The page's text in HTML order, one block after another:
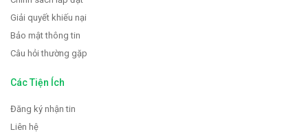
Giải quyết khiếu nại
Bảo mật thông tin
Câu hỏi thường gặp
Các Tiện Ích
Đăng ký nhận tin
Liên hệ